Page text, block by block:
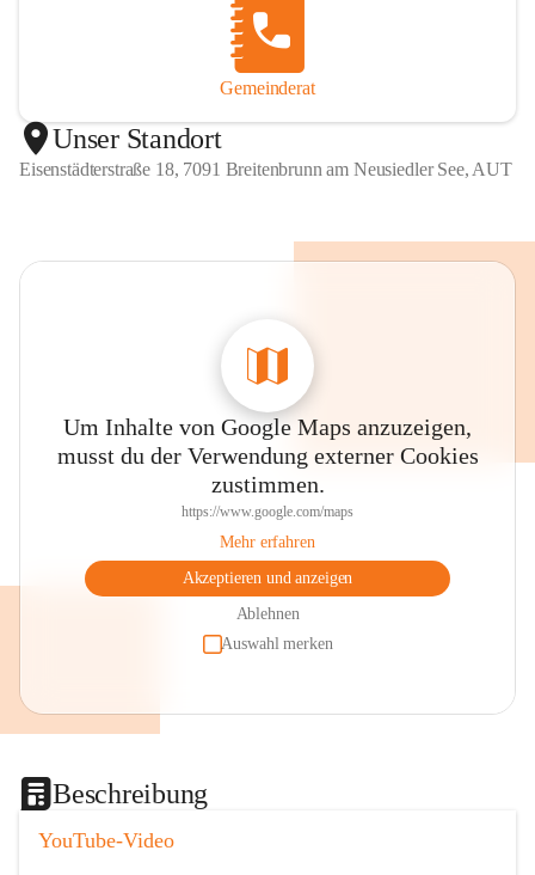
Gemeinderat
Unser Standort
Eisenstädterstraße 18, 7091 Breitenbrunn am Neusiedler See, AUT
Um Inhalte von Google Maps anzuzeigen,
musst du der Verwendung externer Cookies
zustimmen.
https://www.google.com/maps
Mehr erfahren
Akzeptieren und anzeigen
Ablehnen
Auswahl merken
Beschreibung
YouTube-Video